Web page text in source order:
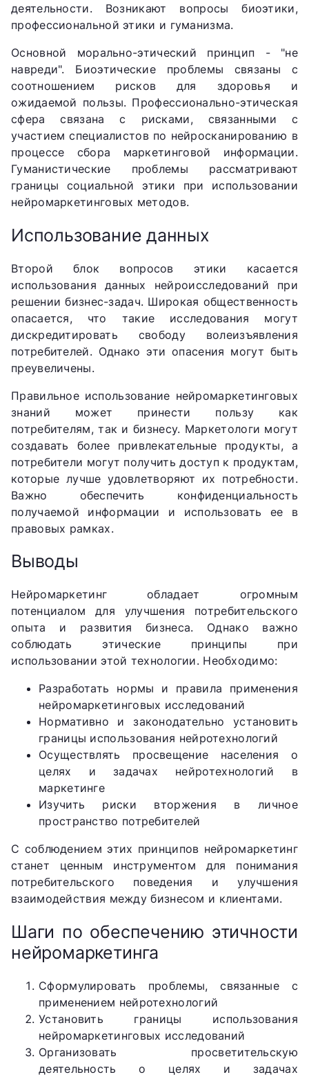
деятельности. Возникают вопросы биоэтики,
профессиональной этики и гуманизма.
Основной морально-этический принцип - "не
навреди". Биоэтические проблемы связаны с
соотношением рисков для здоровья и
ожидаемой пользы. Профессионально-этическая
сфера связана с рисками, связанными с
участием специалистов по нейросканированию в
процессе сбора маркетинговой информации.
Гуманистические проблемы рассматривают
границы социальной этики при использовании
нейромаркетинговых методов.
Использование данных
Второй блок вопросов этики касается
использования данных нейроисследований при
решении бизнес-задач. Широкая общественность
опасается, что такие исследования могут
дискредитировать свободу волеизъявления
потребителей. Однако эти опасения могут быть
преувеличены.
Правильное использование нейромаркетинговых
знаний может принести пользу как
потребителям, так и бизнесу. Маркетологи могут
создавать более привлекательные продукты, а
потребители могут получить доступ к продуктам,
которые лучше удовлетворяют их потребности.
Важно обеспечить конфиденциальность
получаемой информации и использовать ее в
правовых рамках.
Выводы
Нейромаркетинг обладает огромным
потенциалом для улучшения потребительского
опыта и развития бизнеса. Однако важно
соблюдать этические принципы при
использовании этой технологии. Необходимо:
Разработать нормы и правила применения
нейромаркетинговых исследований
Нормативно и законодательно установить
границы использования нейротехнологий
Осуществлять просвещение населения о
целях и задачах нейротехнологий в
маркетинге
Изучить риски вторжения в личное
пространство потребителей
С соблюдением этих принципов нейромаркетинг
станет ценным инструментом для понимания
потребительского поведения и улучшения
взаимодействия между бизнесом и клиентами.
Шаги по обеспечению этичности
нейромаркетинга
Сформулировать проблемы, связанные с
применением нейротехнологий
Установить границы использования
нейромаркетинговых исследований
Организовать просветительскую
деятельность о целях и задачах